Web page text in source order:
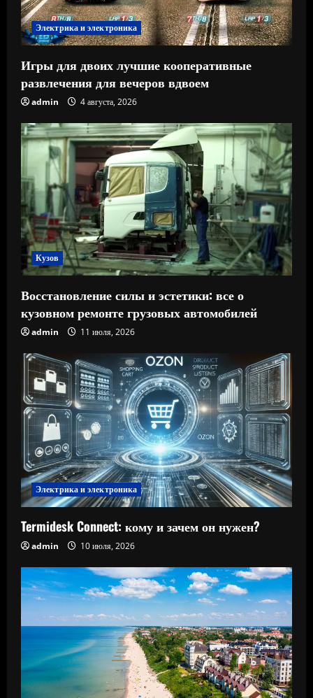
Электрика и электроника
Игры для двоих лучшие кооперативные
развлечения для вечеров вдвоем
admin 4 августа, 2026
Кузов
Восстановление силы и эстетики: все о
кузовном ремонте грузовых автомобилей
admin 11 июля, 2026
Электрика и электроника
Termidesk Connect: кому и зачем он нужен?
admin 10 июля, 2026